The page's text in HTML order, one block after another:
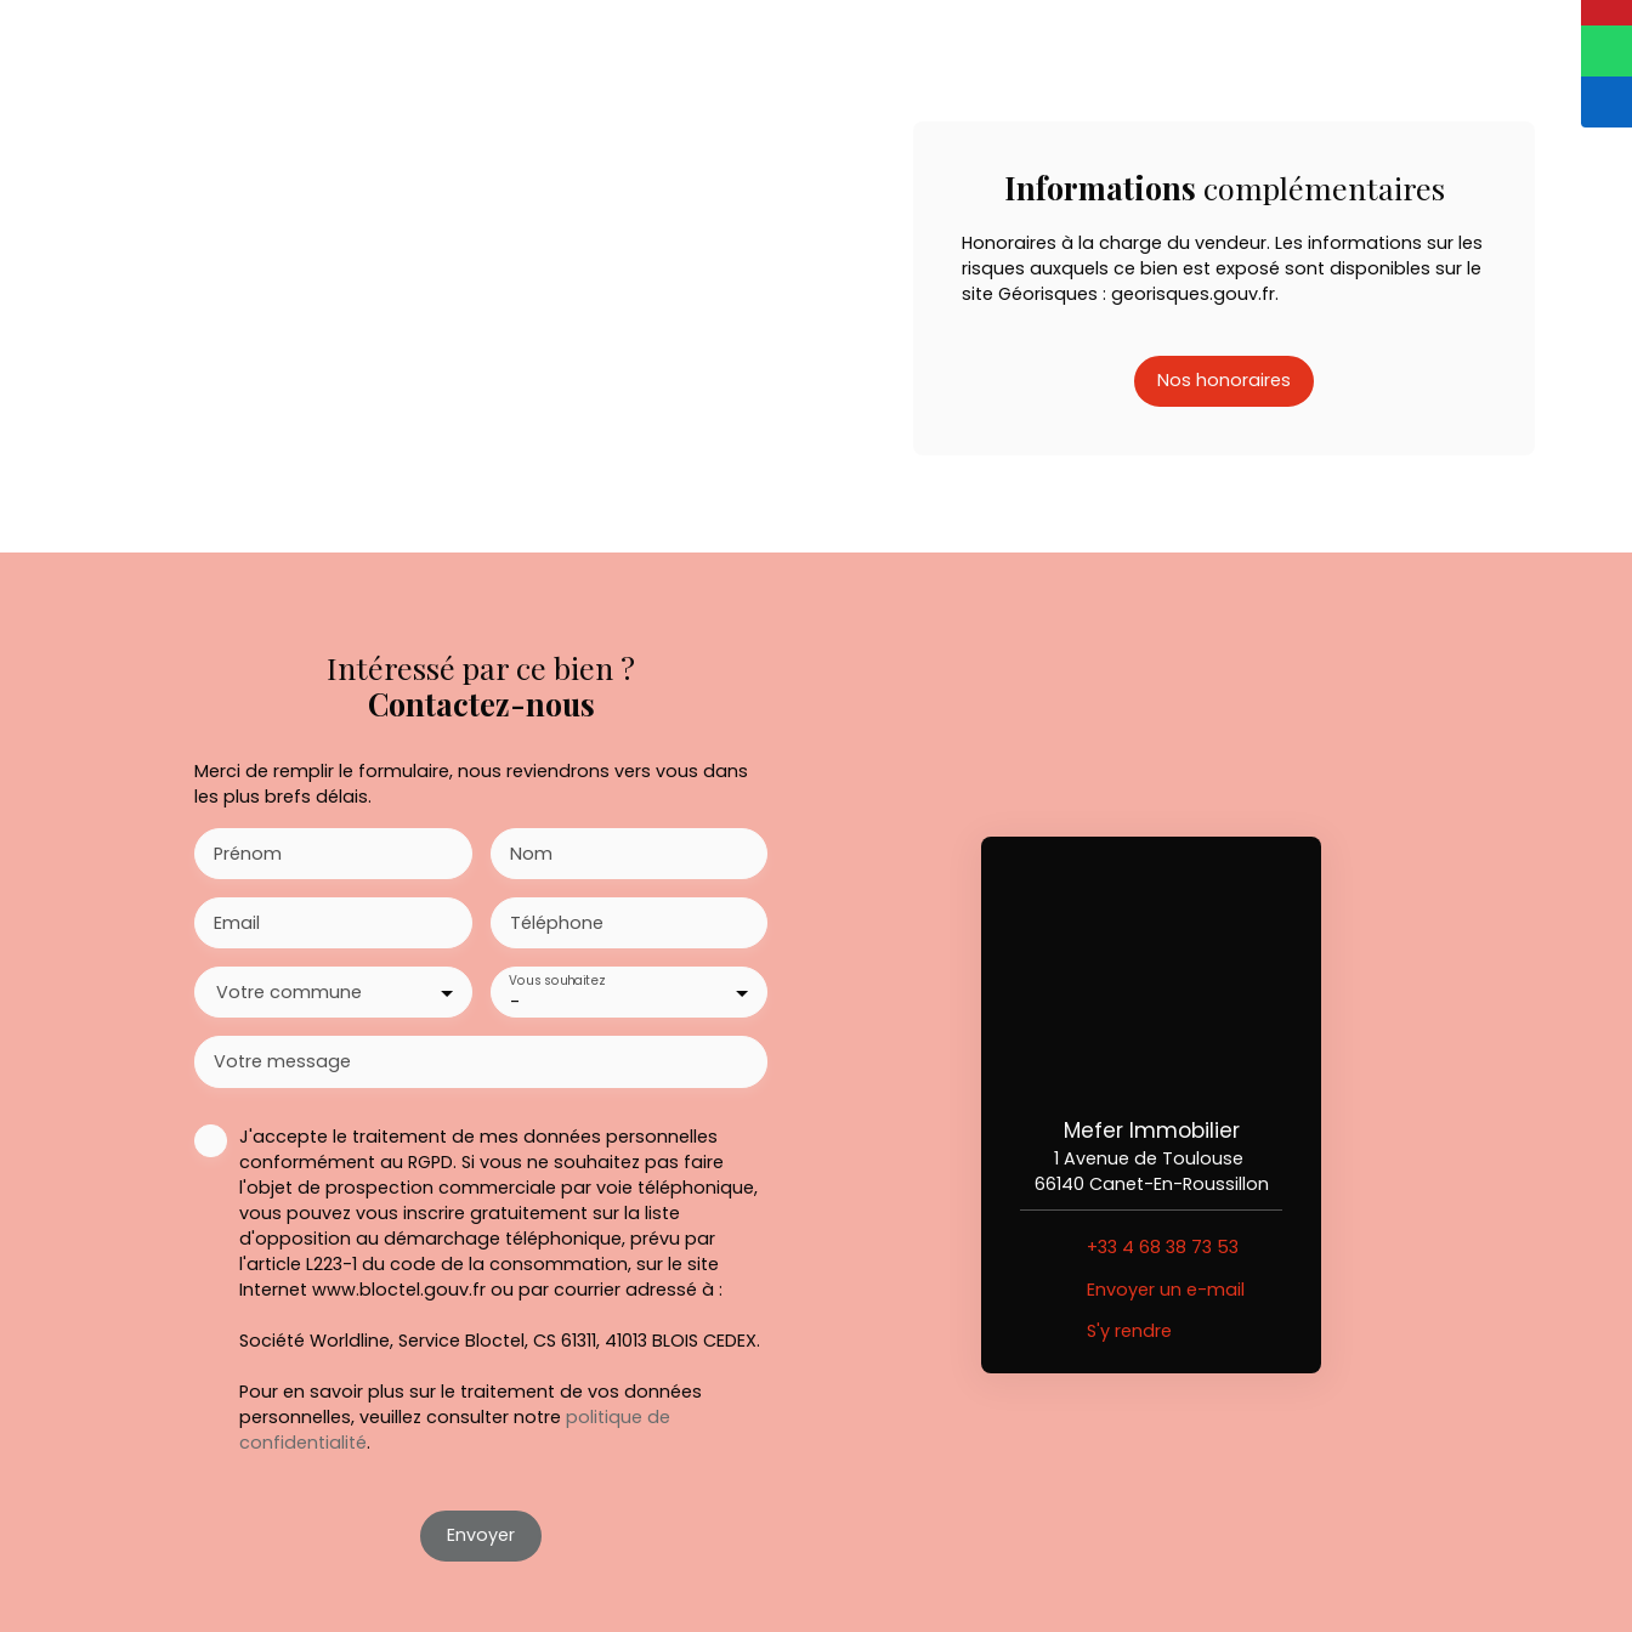
Informations complémentaires
Honoraires à la charge du vendeur. Les informations sur les
risques auxquels ce bien est exposé sont disponibles sur le
site Géorisques : georisques.gouv.fr.
Nos honoraires
Intéressé par ce bien ?
Contactez-nous
Merci de remplir le formulaire, nous reviendrons vers vous dans
les plus brefs délais.
Prénom Nom
Email Téléphone
Votre commune -
Vous souhaitez
Votre message
J'accepte le traitement de mes données personnelles
conformément au RGPD. Si vous ne souhaitez pas faire
l'objet de prospection commerciale par voie téléphonique,
vous pouvez vous inscrire gratuitement sur la liste
d'opposition au démarchage téléphonique, prévu par
l'article L223-1 du code de la consommation, sur le site
Internet www.bloctel.gouv.fr ou par courrier adressé à :
Société Worldline, Service Bloctel, CS 61311, 41013 BLOIS CEDEX.
Pour en savoir plus sur le traitement de vos données
personnelles, veuillez consulter notre politique de
confidentialité.
Envoyer
Mefer Immobilier
1 Avenue de Toulouse
66140 Canet-En-Roussillon
+33 4 68 38 73 53
Envoyer un e-mail
S'y rendre